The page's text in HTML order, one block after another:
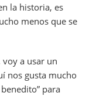
la historia, es
menos que se
voy a usar un
nos gusta mucho
para